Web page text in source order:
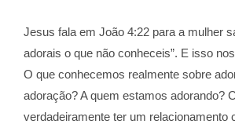
Jesus fala em João 4:22 para a mulher
adorais o que não conheceis”. E isso
O que conhecemos realmente sobre
adoração? A quem estamos adorando?
verdadeiramente ter um relacionamento